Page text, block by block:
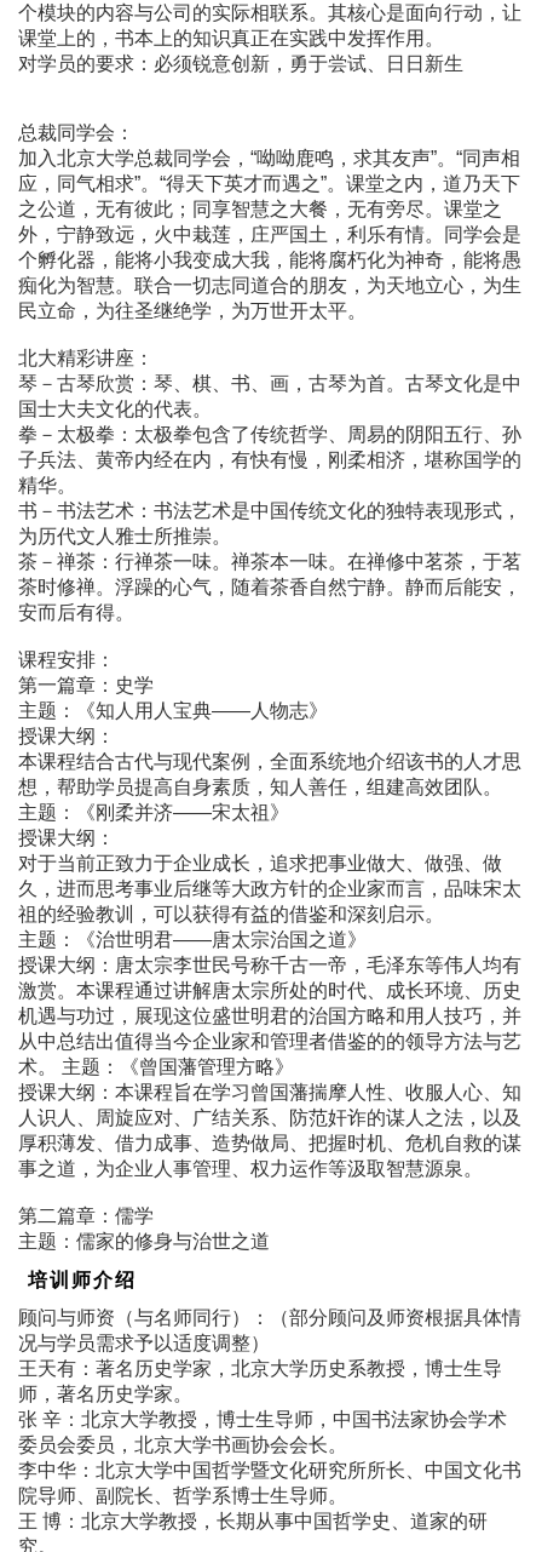
个模块的内容与公司的实际相联系。其核心是面向行动，让
课堂上的，书本上的知识真正在实践中发挥作用。
对学员的要求：必须锐意创新，勇于尝试、日日新生
总裁同学会：
加入北京大学总裁同学会，“呦呦鹿鸣，求其友声”。“同声相
应，同气相求”。“得天下英才而遇之”。课堂之内，道乃天下
之公道，无有彼此；同享智慧之大餐，无有旁尽。课堂之
外，宁静致远，火中栽莲，庄严国土，利乐有情。同学会是
个孵化器，能将小我变成大我，能将腐朽化为神奇，能将愚
痴化为智慧。联合一切志同道合的朋友，为天地立心，为生
民立命，为往圣继绝学，为万世开太平。
北大精彩讲座：
琴－古琴欣赏：琴、棋、书、画，古琴为首。古琴文化是中
国士大夫文化的代表。
拳－太极拳：太极拳包含了传统哲学、周易的阴阳五行、孙
子兵法、黄帝内经在内，有快有慢，刚柔相济，堪称国学的
精华。
书－书法艺术：书法艺术是中国传统文化的独特表现形式，
为历代文人雅士所推崇。
茶－禅茶：行禅茶一味。禅茶本一味。在禅修中茗茶，于茗
茶时修禅。浮躁的心气，随着茶香自然宁静。静而后能安，
安而后有得。
课程安排：
第一篇章：史学
主题：《知人用人宝典――人物志》
授课大纲：
本课程结合古代与现代案例，全面系统地介绍该书的人才思
想，帮助学员提高自身素质，知人善任，组建高效团队。
主题：《刚柔并济――宋太祖》
授课大纲：
对于当前正致力于企业成长，追求把事业做大、做强、做
久，进而思考事业后继等大政方针的企业家而言，品味宋太
祖的经验教训，可以获得有益的借鉴和深刻启示。
主题：《治世明君――唐太宗治国之道》
授课大纲：唐太宗李世民号称千古一帝，毛泽东等伟人均有
激赏。本课程通过讲解唐太宗所处的时代、成长环境、历史
机遇与功过，展现这位盛世明君的治国方略和用人技巧，并
从中总结出值得当今企业家和管理者借鉴的的领导方法与艺
术。 主题：《曾国藩管理方略》
授课大纲：本课程旨在学习曾国藩揣摩人性、收服人心、知
人识人、周旋应对、广结关系、防范奸诈的谋人之法，以及
厚积薄发、借力成事、造势做局、把握时机、危机自救的谋
事之道，为企业人事管理、权力运作等汲取智慧源泉。
第二篇章：儒学
主题：儒家的修身与治世之道
培训师介绍
顾问与师资（与名师同行）：（部分顾问及师资根据具体情
况与学员需求予以适度调整）
王天有：著名历史学家，北京大学历史系教授，博士生导
师，著名历史学家。
张 辛：北京大学教授，博士生导师，中国书法家协会学术
委员会委员，北京大学书画协会会长。
李中华：北京大学中国哲学暨文化研究所所长、中国文化书
院导师、副院长、哲学系博士生导师。
王 博：北京大学教授，长期从事中国哲学史、道家的研
究。